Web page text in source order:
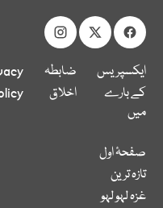
ایکسپریس
کے بارے
میں
ضابطہ
اخلاق
صفحۂ اول
تازہ ترین
غزہ لہو لہو